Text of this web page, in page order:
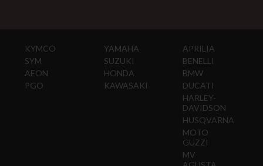
KYMCO
SYM
AEON
PGO
YAMAHA
SUZUKI
HONDA
KAWASAKI
APRILIA
BENELLI
BMW
DUCATI
HARLEY-
DAVIDSON
HUSQVARNA
MOTO
GUZZI
MV